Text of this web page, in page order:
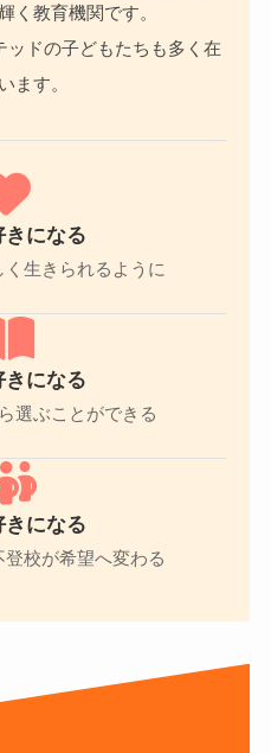
く教育機関です。
ドの子どもたちも多く在
ます。
きになる
生きられるように
きになる
選ぶことができる
きになる
校が希望へ変わる